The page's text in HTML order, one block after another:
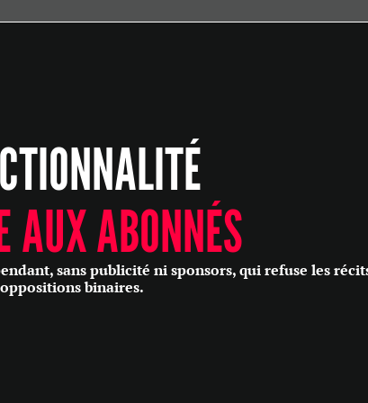
SANTÉ
PHILOSOPHIE
CULTURE
SOCIÉTÉ
AUX ABONNÉS
sans publicité ni sponsors, qui refuse les
binaires.